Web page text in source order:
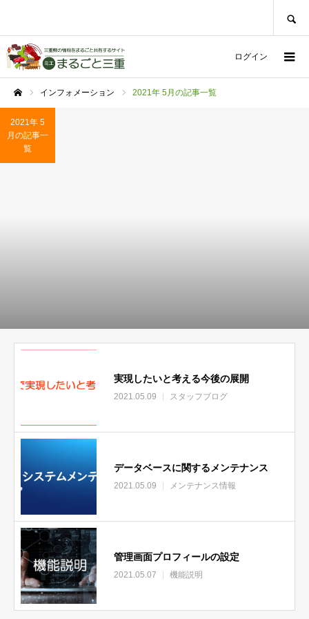
ログイン
インフォメーション 2021年 5月の記事一覧
2021年 5
月の記事一
覧
実現したいと考える今後の展開
2021.05.09 スタッフブログ
データベースに関するメンテナンス
2021.05.09 メンテナンス情報
管理画面プロフィールの設定
2021.05.07 機能説明